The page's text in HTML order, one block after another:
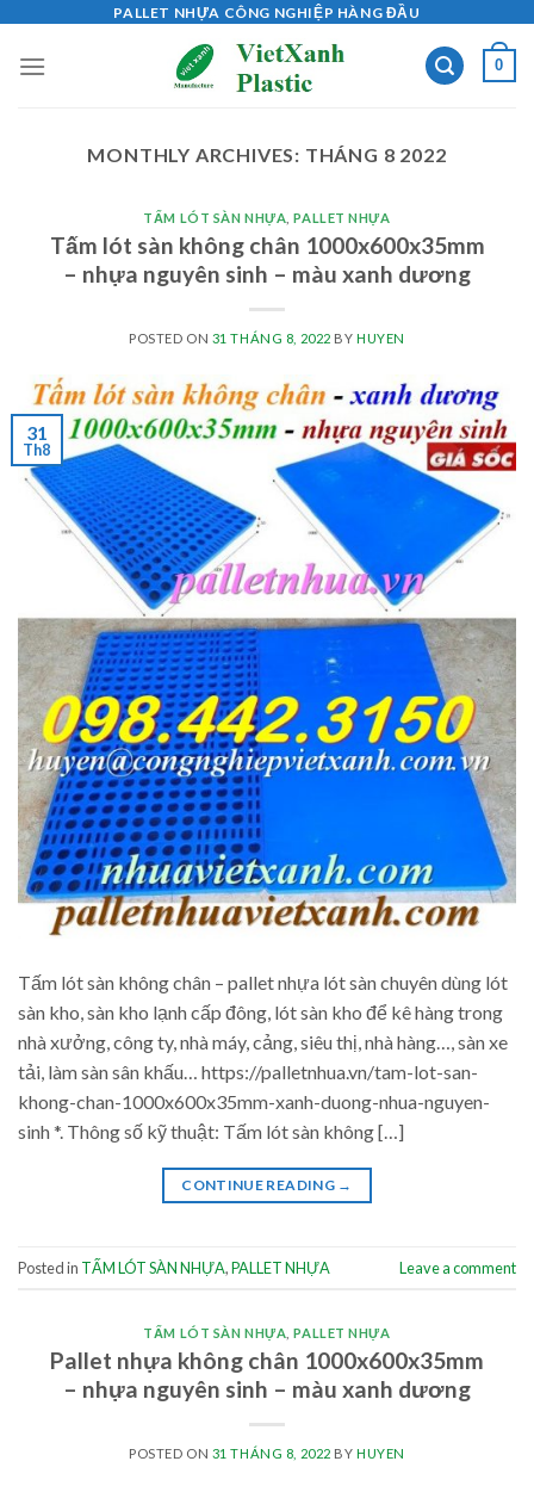
content
PALLET NHỰA CÔNG NGHIỆP HÀNG ĐẦU
0
MONTHLY ARCHIVES: THÁNG 8 2022
TẤM LÓT SÀN NHỰA ,PALLET NHỰA
Tấm lót sàn không chân 1000x600x35mm
– nhựa nguyên sinh – màu xanh dương
POSTED ON 31 THÁNG 8, 2022 BY HUYEN
31
Th8
Tấm lót sàn không chân – pallet nhựa lót sàn chuyên dùng lót
sàn kho, sàn kho lạnh cấp đông, lót sàn kho để kê hàng trong
nhà xưởng, công ty, nhà máy, cảng, siêu thị, nhà hàng…, sàn xe
tải, làm sàn sân khấu… https://palletnhua.vn/tam-lot-san-
khong-chan-1000x600x35mm-xanh-duong-nhua-nguyen-
sinh *. Thông số kỹ thuật: Tấm lót sàn không […]
CONTINUE READING →
Posted in TẤM LÓT SÀN NHỰA,PALLET NHỰA Leave a comment
TẤM LÓT SÀN NHỰA ,PALLET NHỰA
Pallet nhựa không chân 1000x600x35mm
– nhựa nguyên sinh – màu xanh dương
POSTED ON 31 THÁNG 8, 2022 BY HUYEN